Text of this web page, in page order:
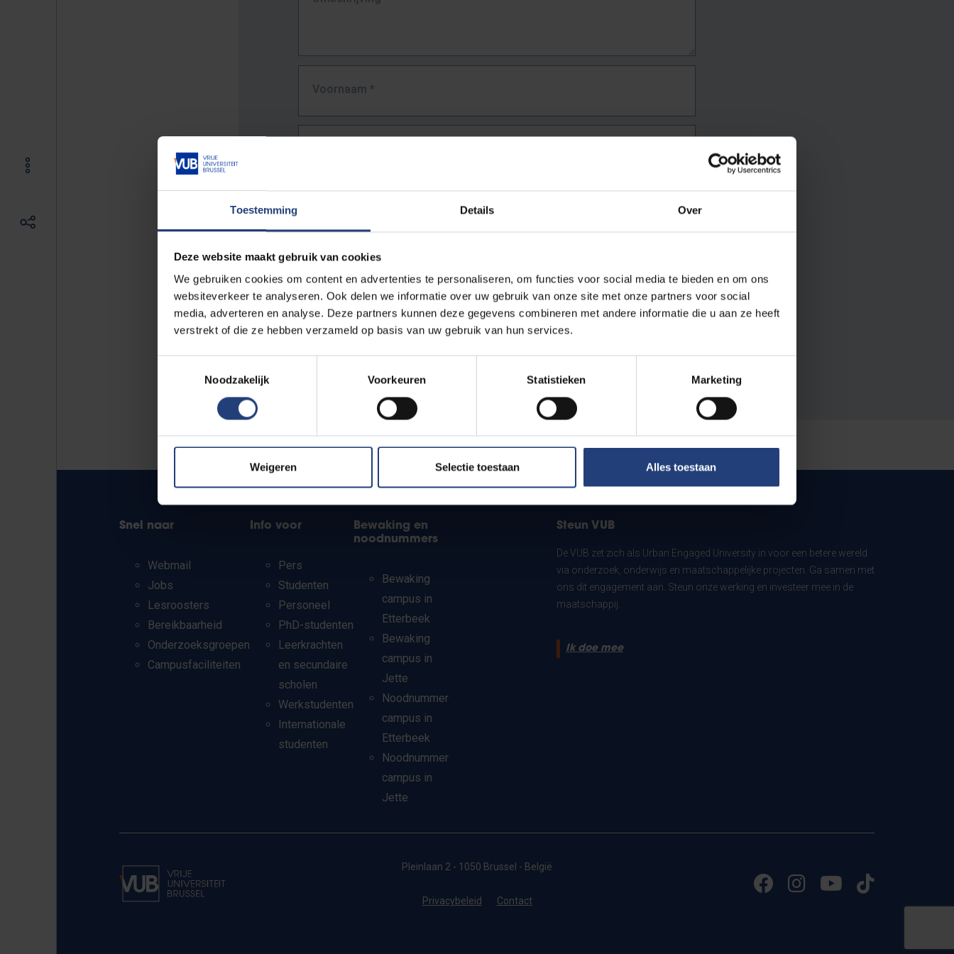
Toestemming Details Over
Deze website maakt gebruik van cookies
We gebruiken cookies om content en advertenties te personaliseren, om functies voor social media te bieden en om ons
websiteverkeer te analyseren. Ook delen we informatie over uw gebruik van onze site met onze partners voor social
media, adverteren en analyse. Deze partners kunnen deze gegevens combineren met andere informatie die u aan ze heeft
verstrekt of die ze hebben verzameld op basis van uw gebruik van hun services.
Noodzakelijk
Voorkeuren Statistieken Marketing
Weigeren Selectie toestaan Alles toestaan
Voornaam *
URL*
De volledige URL van de pagina waar je de fout zag.
Bv. https://www.vub.be/nl/studeren-aan-de-vub/alle-opleidingen
Snel naar
Webmail
Jobs
Lesroosters
Bereikbaarheid
Onderzoeksgroepen
Campusfaciliteiten
Info voor
Pers
Studenten
Personeel
PhD-studenten
Leerkrachten
en secundaire
scholen
Werkstudenten
Internationale
studenten
Bewaking en
noodnummers
Bewaking
campus in
Etterbeek
Bewaking
campus in
Jette
Noodnummer
campus in
Etterbeek
Noodnummer
campus in
Jette
Steun VUB
De VUB zet zich als Urban Engaged University in voor een betere wereld
via onderzoek, onderwijs en maatschappelijke projecten. Ga samen met
ons dit engagement aan. Steun onze werking en investeer mee in de
maatschappij.
Ik doe mee
Pleinlaan 2 - 1050 Brussel - België
Privacybeleid Contact